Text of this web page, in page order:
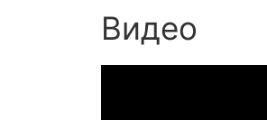
Видео